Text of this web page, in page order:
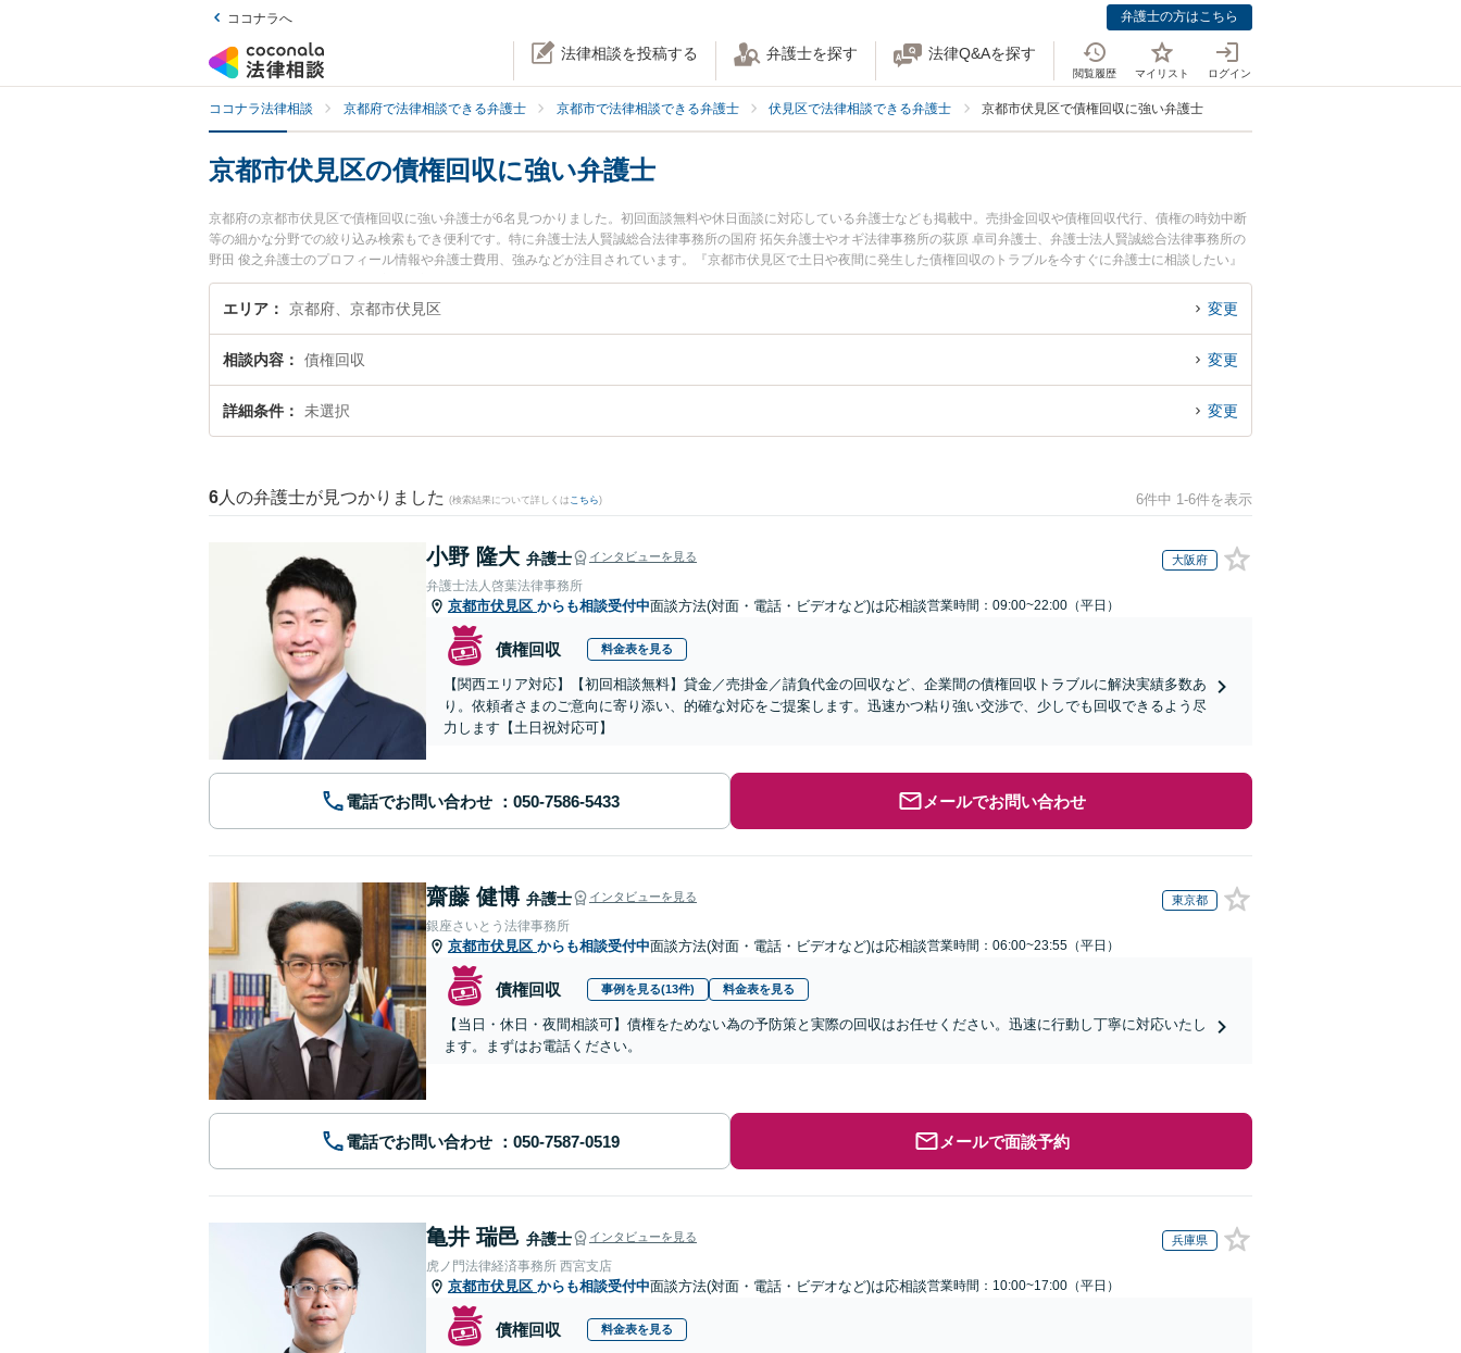
ココナラへ 弁護士の方はこちら
法律相談を投稿する 弁護士を探す 法律Q&Aを探す
閲覧履歴 マイリスト ログイン
ココナラ法律相談 京都府で法律相談できる弁護士 京都市で法律相談できる弁護士 伏見区で法律相談できる弁護士 京都市伏見区で債権回収に強い弁護士
京都市伏見区の債権回収に強い弁護士
京都府の京都市伏見区で債権回収に強い弁護士が6名見つかりました。初回面談無料や休日面談に対応している弁護士なども掲載中。売掛金回収や債権回収代行、債権の時効中断
等の細かな分野での絞り込み検索もでき便利です。特に弁護士法人賢誠総合法律事務所の国府 拓矢弁護士やオギ法律事務所の荻原 卓司弁護士、弁護士法人賢誠総合法律事務所の
野田 俊之弁護士のプロフィール情報や弁護士費用、強みなどが注目されています。『京都市伏見区で土日や夜間に発生した債権回収のトラブルを今すぐに弁護士に相談したい』
『債権回収のトラブル解決の実績豊富な近くの弁護士を検索したい』『初回相談無料で債権回収を法律相談できる京都市伏見区内の弁護士に相談予約したい』などでお困りの相談
者さんにおすすめです。
エリア 京都府、京都市伏見区 変更
相談内容 債権回収 変更
詳細条件 未選択 変更
6 人の弁護士が見つかりました (検索結果について詳しくは こちら) 6件中 1-6件を表示
小野 隆大 弁護士 インタビューを見る 大阪府
弁護士法人啓葉法律事務所
京都市伏見区 からも相談受付中面談方法(対面・電話・ビデオなど)は応相談営業時間：09:00~22:00（平日）
債権回収 料金表を見る
【関西エリア対応】【初回相談無料】貸金／売掛金／請負代金の回収など、企業間の債権回収トラブルに解決実績多数あ
り。依頼者さまのご意向に寄り添い、的確な対応をご提案します。迅速かつ粘り強い交渉で、少しでも回収できるよう尽
力します【土日祝対応可】
電話でお問い合わせ メールでお問い合わせ
齋藤 健博 弁護士 インタビューを見る 東京都
銀座さいとう法律事務所
京都市伏見区 からも相談受付中面談方法(対面・電話・ビデオなど)は応相談営業時間：06:00~23:55（平日）
債権回収 事例を見る(13件) 料金表を見る
【当日・休日・夜間相談可】債権をためない為の予防策と実際の回収はお任せください。迅速に行動し丁寧に対応いたし
ます。まずはお電話ください。
電話でお問い合わせ メールで面談予約
亀井 瑞邑 弁護士 インタビューを見る 兵庫県
虎ノ門法律経済事務所 西宮支店
京都市伏見区 からも相談受付中面談方法(対面・電話・ビデオなど)は応相談営業時間：10:00~17:00（平日）
債権回収 料金表を見る